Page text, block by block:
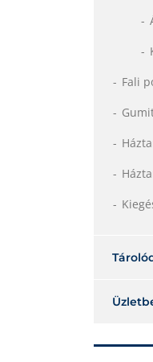
Fali